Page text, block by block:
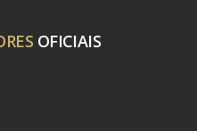
OFICIAIS